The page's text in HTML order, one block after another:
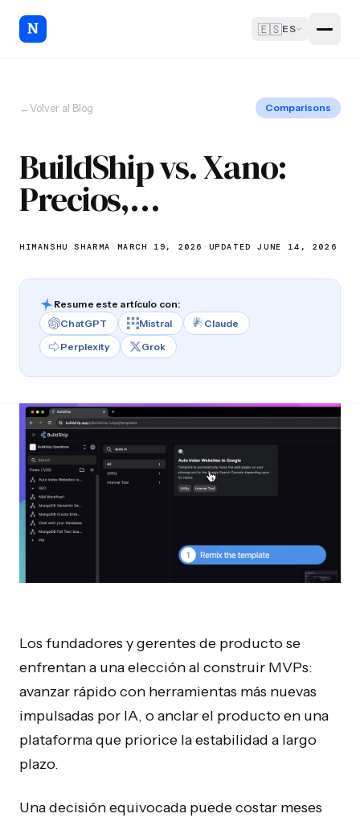
🇪🇸ES
←Volver al Blog Comparisons
BuildShip vs. Xano:
Precios,
Características y
Casos de Uso para
2026
HIMANSHU SHARMA—MARCH 19, 2026—UPDATED JUNE 14, 2026
Resume este artículo con:
ChatGPT
Mistral
Claude
Perplexity
Grok
Los fundadores y gerentes de producto se
enfrentan a una elección al construir MVPs:
avanzar rápido con herramientas más nuevas
impulsadas por IA, o anclar el producto en una
plataforma que priorice la estabilidad a largo
plazo.
Una decisión equivocada puede costar meses